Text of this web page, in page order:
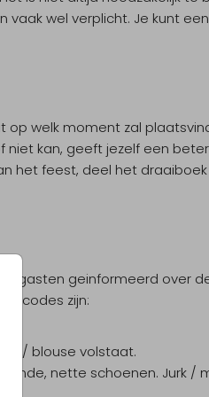
vaak wel verplicht. Je kunt
welk moment zal
kan, geeft jezelf een
het feest, deel het
gasten geinformeerd over
zijn:
/ blouse volstaat.
nette schoenen. Jurk /